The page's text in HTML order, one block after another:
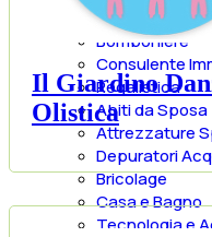
Negozi Per
Bomboniere
Consulente
Regalistica
Abiti da Sposa
Attrezzature
Depuratori
Bricolage
Casa e Bagno
Tecnologia e
Il Giardino
Olistica